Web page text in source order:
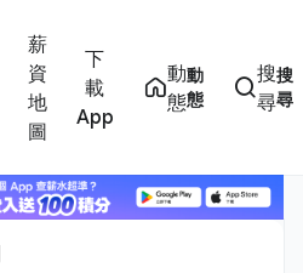
薪
資
地
圖
下
載
App
動
態
動
態
搜
尋
搜
尋